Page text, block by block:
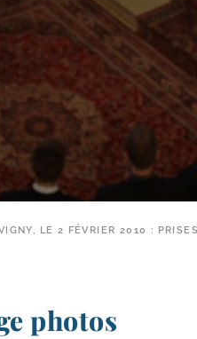
LE 2 FÉVRIER 2010 :
photos